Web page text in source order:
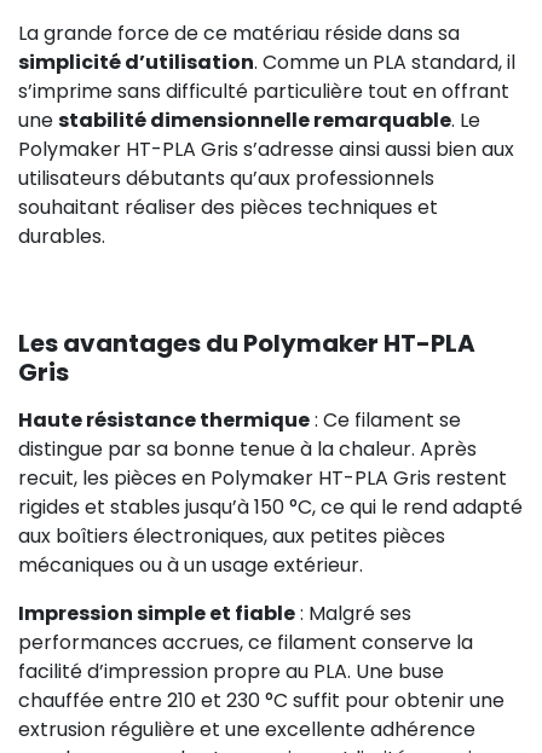
La grande force de ce matériau réside dans sa
simplicité d’utilisation. Comme un PLA standard, il
s’imprime sans difficulté particulière tout en offrant
unestabilité dimensionnelle remarquable. Le
Polymaker HT-PLA Gris s’adresse ainsi aussi bien aux
utilisateurs débutants qu’aux professionnels
souhaitant réaliser des pièces techniques et
durables.
Les avantages du Polymaker HT-PLA
Gris
Haute résistance thermique: Ce filament se
distingue par sa bonne tenue à la chaleur. Après
recuit, les pièces en Polymaker HT-PLA Gris restent
rigides et stables jusqu’à 150 °C, ce qui le rend adapté
aux boîtiers électroniques, aux petites pièces
mécaniques ou à un usage extérieur.
Impression simple et fiable: Malgré ses
performances accrues, ce filament conserve la
facilité d’impression propre au PLA. Une buse
chauffée entre 210 et 230 °C suffit pour obtenir une
extrusion régulière et une excellente adhérence